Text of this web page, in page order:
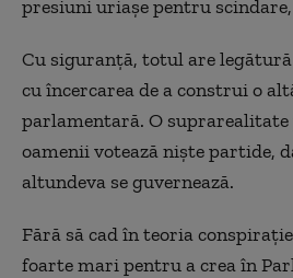
presiuni uriașe pentru
Cu siguranță, totul are
cu încercarea de a construi o
parlamentară. O
oamenii votează niște partide,
altundeva se guvernează.
Fără să cad în teoria
foarte mari pentru a crea în